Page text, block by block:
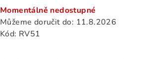
cena:
Momentálně nedostupné
Můžeme doručit do: 11.8.2026
Kód: RV51